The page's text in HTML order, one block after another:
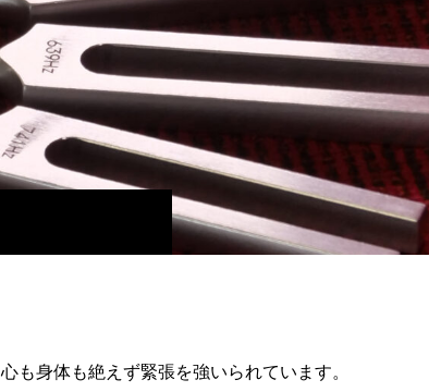
も身体も絶えず緊張を強いられています。